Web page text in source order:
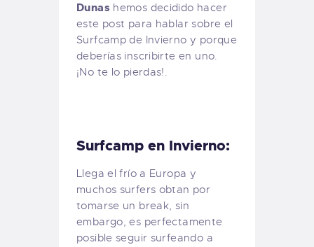
Dunas hemos decidido hacer
este post para hablar sobre el
Surfcamp de Invierno y porque
deberías inscribirte en uno.
¡No te lo pierdas!.
Surfcamp en Invierno:
Llega el frío a Europa y
muchos surfers obtan por
tomarse un break, sin
embargo, es perfectamente
posible seguir surfeando a